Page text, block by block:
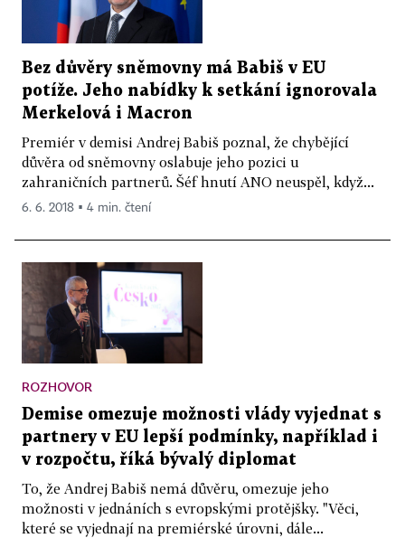
Bez důvěry sněmovny má Babiš v EU
potíže. Jeho nabídky k setkání ignorovala
Merkelová i Macron
Premiér v demisi Andrej Babiš poznal, že chybějící
důvěra od sněmovny oslabuje jeho pozici u
zahraničních partnerů. Šéf hnutí ANO neuspěl, když...
6. 6. 2018 ▪ 4 min. čtení
ROZHOVOR
Demise omezuje možnosti vlády vyjednat s
partnery v EU lepší podmínky, například i
v rozpočtu, říká bývalý diplomat
To, že Andrej Babiš nemá důvěru, omezuje jeho
možnosti v jednáních s evropskými protějšky. "Věci,
které se vyjednají na premiérské úrovni, dále...